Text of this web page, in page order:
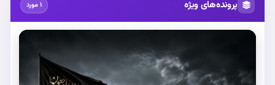
پرونده‌های ویژه 1 مورد